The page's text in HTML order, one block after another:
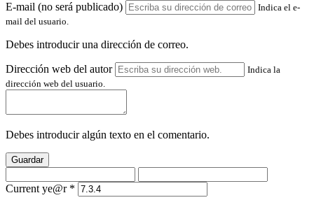
E-mail (no será publicado)
Indica el e-
mail del usuario.
Debes introducir una dirección de correo.
Dirección web del autor
Indica la
dirección web del usuario.
Debes introducir algún texto en el comentario.
Guardar
Current ye@r *